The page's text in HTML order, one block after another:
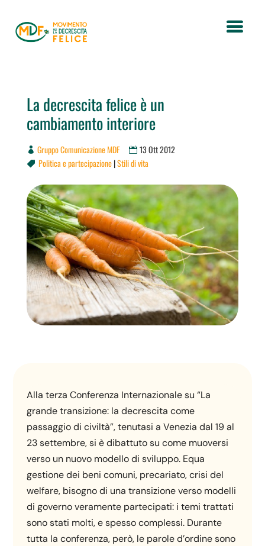
La decrescita felice è un
cambiamento interiore
Gruppo Comunicazione MDF 13 Ott 2012
 Politica e partecipazione|Stili di vita
Alla terza Conferenza Internazionale su “La
grande transizione: la decrescita come
passaggio di civiltà”, tenutasi a Venezia dal 19 al
23 settembre, si è dibattuto su come muoversi
verso un nuovo modello di sviluppo. Equa
gestione dei beni comuni, precariato, crisi del
welfare, bisogno di una transizione verso modelli
di governo veramente partecipati: i temi trattati
sono stati molti, e spesso complessi. Durante
tutta la conferenza, però, le parole d’ordine sono